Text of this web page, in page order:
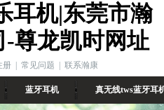
耳机|东莞市瀚
尊龙凯时网址
册 常见问题 联系瀚康
蓝牙耳机 真无线tws蓝牙耳